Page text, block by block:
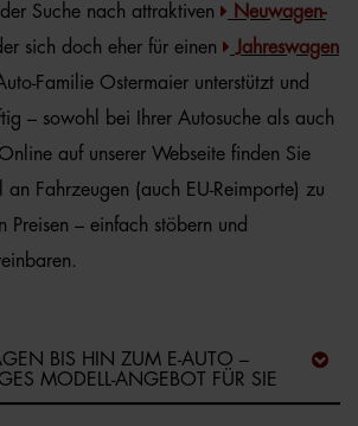
Suche nach attraktiven
Neuwagen-
sich doch eher für einen
Jahreswagen
Familie Ostermaier unterstützt und
– sowohl bei Ihrer Autosuche als auch
auf unserer Webseite finden Sie
Fahrzeugen (auch EU-Reimporte) zu
Preisen – einfach stöbern und
BIS HIN ZUM E-AUTO –
MODELL-ANGEBOT FÜR SIE